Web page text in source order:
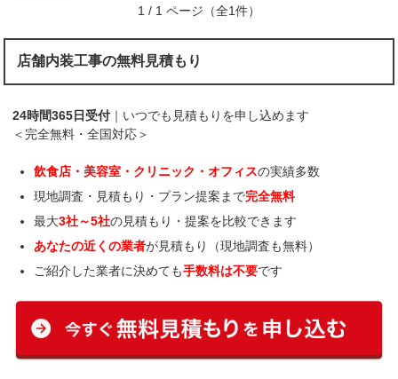
1 / 1 ページ（全1件）
店舗内装工事の無料見積もり
24時間365日受付 ｜いつでも見積もりを申し込めます
＜完全無料・全国対応＞
飲食店・美容室・クリニック・オフィスの実績多数
現地調査・見積もり・プラン提案まで完全無料
最大3社～5社の見積もり・提案を比較できます
あなたの近くの業者が見積もり（現地調査も無料）
ご紹介した業者に決めても手数料は不要です